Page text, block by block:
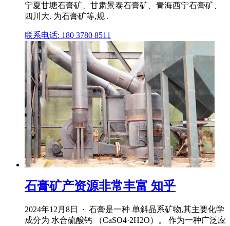
宁夏甘塘石膏矿、甘肃景泰石膏矿、青海西宁石膏矿、
四川大. 为石膏矿等,规 .
联系电话: 180 3780 8511
石膏矿产资源非常丰富 知乎
2024年12月8日 · 石膏是一种 单斜晶系矿物,其主要化学
成分为 水合硫酸钙 （CaSO4·2H2O）。 作为一种广泛应